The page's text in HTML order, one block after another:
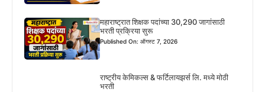
महाराष्ट्रात शिक्षक पदांच्या 30,290 जागांसाठी
भरती प्रक्रिया सुरू
Published On: ऑगस्ट 7, 2026
राष्ट्रीय केमिकल्स & फर्टिलायझर्स लि. मध्ये मोठी
भरती